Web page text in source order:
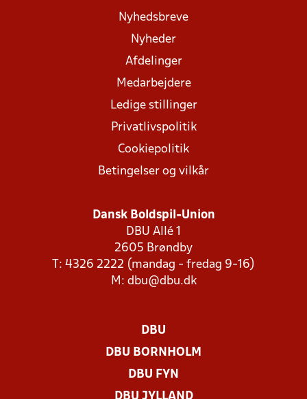
Nyhedsbreve
Nyheder
Afdelinger
Medarbejdere
Ledige stillinger
Privatlivspolitik
Cookiepolitik
Betingelser og vilkår
Dansk Boldspil-Union
DBU Allé 1
2605 Brøndby
T: 4326 2222 (mandag - fredag 9-16)
M: dbu@dbu.dk
DBU
DBU BORNHOLM
DBU FYN